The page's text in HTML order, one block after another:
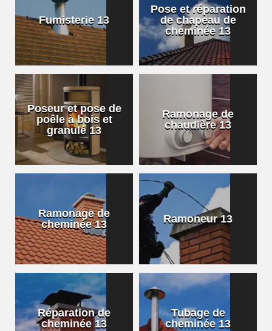
Fumisterie 13
Pose et réparation
de chapeau de
cheminée 13
Poseur et pose de
poêle à bois et
granulé 13
Ramonage de
chaudière 13
Ramonage de
cheminée 13
Ramoneur 13
Réparation de
cheminée 13
Tubage de
cheminée 13